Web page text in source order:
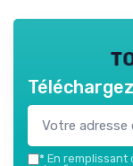
* En remplissant